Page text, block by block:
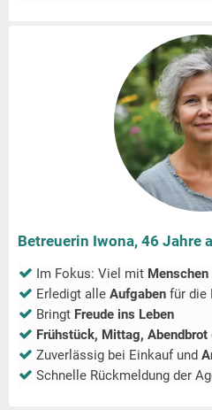
Betreuerin Iwona, 46 Jahre
Im Fokus: Viel mit
Erledigt alle Aufgaben für die
Bringt Freude ins Leben
Frühstück, Mittag, Abendbrot
Zuverlässig bei Einkauf und
Schnelle Rückmeldung der